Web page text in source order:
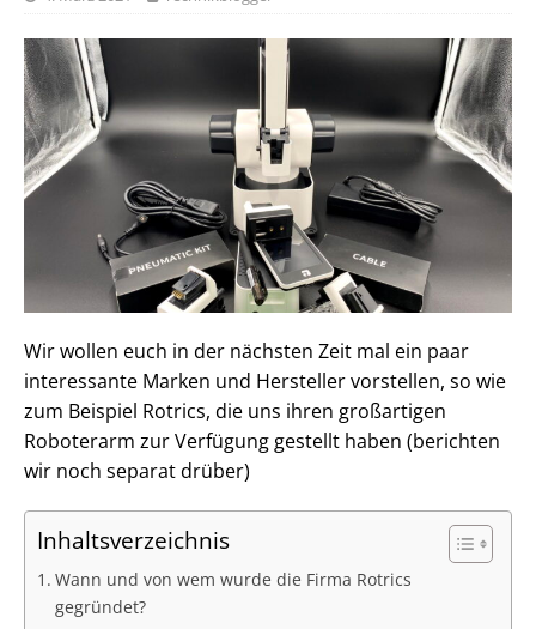
Wir wollen euch in der nächsten Zeit mal ein paar
interessante Marken und Hersteller vorstellen, so wie
zum Beispiel Rotrics, die uns ihren großartigen
Roboterarm zur Verfügung gestellt haben (berichten
wir noch separat drüber)
Inhaltsverzeichnis
Wann und von wem wurde die Firma Rotrics
gegründet?